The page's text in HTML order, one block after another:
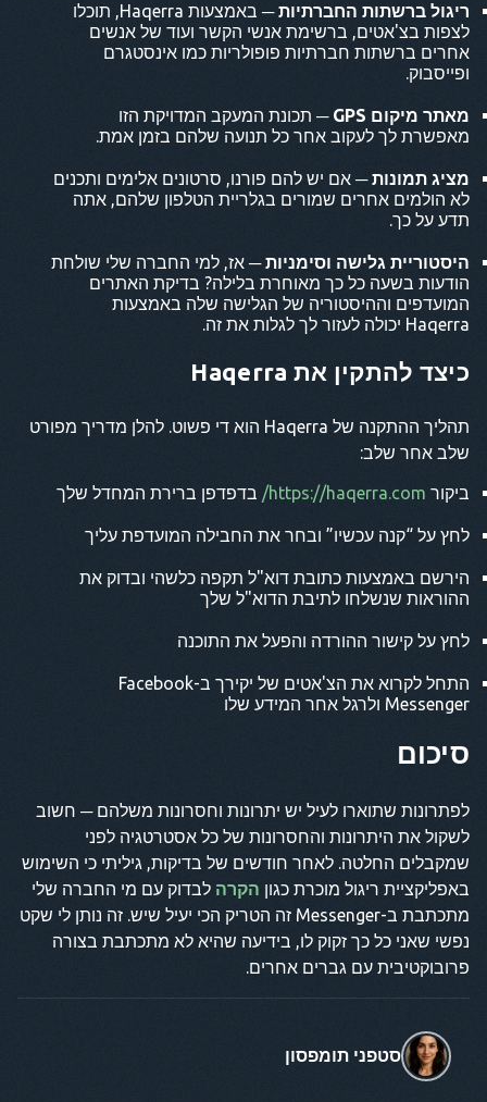
ריגול ברשתות החברתיות
─ באמצעות Haqerra, תוכלו
לצפות בצ'אטים, ברשימת אנשי הקשר ועוד של אנשים
אחרים ברשתות חברתיות פופולריות כמו אינסטגרם
ופייסבוק.
מאתר מיקום GPS
─ תכונת המעקב המדויקת הזו
מאפשרת לך לעקוב אחר כל תנועה שלהם בזמן אמת.
מציג תמונות─ אם יש להם פורנו, סרטונים אלימים ותכנים
לא הולמים אחרים שמורים בגלריית הטלפון שלהם, אתה
תדע על כך.
היסטוריית גלישה וסימניות─ אז, למי החברה שלי שולחת
הודעות בשעה כל כך מאוחרת בלילה? בדיקת האתרים
המועדפים וההיסטוריה של הגלישה שלה באמצעות
Haqerra יכולה לעזור לך לגלות את זה.
כיצד להתקין את Haqerra
תהליך ההתקנה של Haqerra הוא די פשוט. להלן מדריך מפורט
שלב אחר שלב:
ביקור https://haqerra.com/ בדפדפן ברירת המחדל שלך
לחץ על “קנה עכשיו” ובחר את החבילה המועדפת עליך
הירשם באמצעות כתובת דוא"ל תקפה כלשהי ובדוק את
ההוראות שנשלחו לתיבת הדוא"ל שלך
לחץ על קישור ההורדה והפעל את התוכנה
התחל לקרוא את הצ'אטים של יקירך ב-Facebook
Messenger ולרגל אחר המידע שלו
סיכום
לפתרונות שתוארו לעיל יש יתרונות וחסרונות משלהם ─ חשוב
לשקול את היתרונות והחסרונות של כל אסטרטגיה לפני
שמקבלים החלטה. לאחר חודשים של בדיקות, גיליתי כי השימוש
באפליקציית ריגול מוכרת כגון הקרה לבדוק עם מי החברה שלי
מתכתבת ב-Messenger זה הטריק הכי יעיל שיש. זה נותן לי שקט
נפשי שאני כל כך זקוק לו, בידיעה שהיא לא מתכתבת בצורה
פרובוקטיבית עם גברים אחרים.
סטפני תומפסון